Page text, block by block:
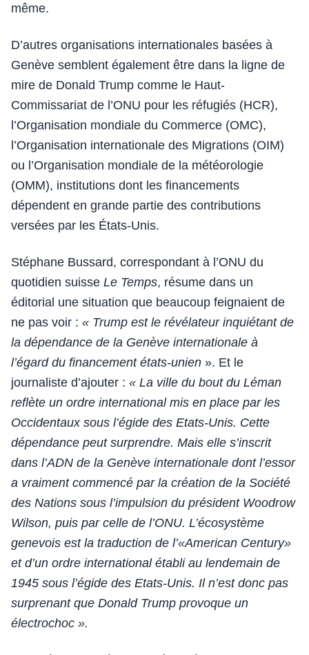
même.
D’autres organisations internationales basées à
Genève semblent également être dans la ligne de
mire de Donald Trump comme le Haut-
Commissariat de l’ONU pour les réfugiés (HCR),
l’Organisation mondiale du Commerce (OMC),
l’Organisation internationale des Migrations (OIM)
ou l’Organisation mondiale de la météorologie
(OMM), institutions dont les financements
dépendent en grande partie des contributions
versées par les États-Unis.
Stéphane Bussard, correspondant à l’ONU du
quotidien suisse Le Temps, résume dans un
éditorial une situation que beaucoup feignaient de
ne pas voir : « Trump est le révélateur inquiétant de
la dépendance de la Genève internationale à
l’égard du financement états-unien ». Et le
journaliste d’ajouter : « La ville du bout du Léman
reflète un ordre international mis en place par les
Occidentaux sous l’égide des Etats-Unis. Cette
dépendance peut surprendre. Mais elle s’inscrit
dans l’ADN de la Genève internationale dont l’essor
a vraiment commencé par la création de la Société
des Nations sous l’impulsion du président Woodrow
Wilson, puis par celle de l’ONU. L’écosystème
genevois est la traduction de l’«American Century»
et d’un ordre international établi au lendemain de
1945 sous l’égide des Etats-Unis. Il n’est donc pas
surprenant que Donald Trump provoque un
électrochoc ».